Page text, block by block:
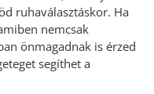
ruhaválasztáskor. Ha
nemcsak
önmagadnak is érzed
segíthet a